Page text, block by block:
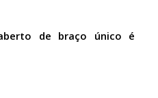
de braço único é